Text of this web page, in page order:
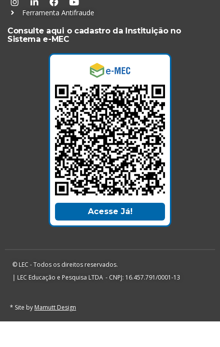
Ferramenta Antifraude
Consulte aqui o cadastro da Instituição no
Sistema e-MEC
Acesse Já!
© LEC - Todos os direitos reservados.
| LEC Educação e Pesquisa LTDA - CNPJ: 16.457.791/0001-13
* Site by Mamutt Design